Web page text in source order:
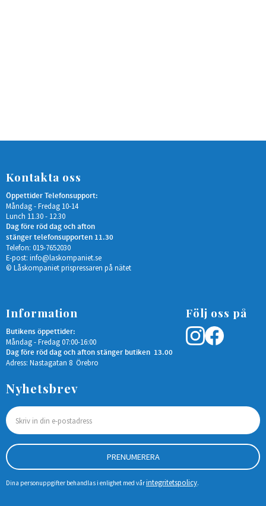
Kontakta oss
Öppettider Telefonsupport:
Måndag - Fredag 10-14
Lunch 11.30 - 12.30
Dag före röd dag och afton
stänger telefonsupporten 11.30
Telefon: 019-7652030
E-post: info@laskompaniet.se
© Låskompaniet prispressaren på nätet
Information
Butikens öppettider:
Måndag - Fredag 07:00-16:00
Dag före röd dag och afton stänger butiken 13.00
Adress: Nastagatan 8 Örebro
Följ oss på
Nyhetsbrev
PRENUMERERA
Dina personuppgifter behandlas i enlighet med vårintegritetspolicy.